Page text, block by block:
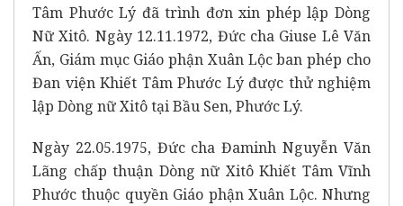
Tâm Phước Lý đã trình đơn xin phép lập Dòng
Nữ Xitô. Ngày 12.11.1972, Đức cha Giuse Lê Văn
Ấn, Giám mục Giáo phận Xuân Lộc ban phép cho
Đan viện Khiết Tâm Phước Lý được thử nghiệm
lập Dòng nữ Xitô tại Bầu Sen, Phước Lý.
Ngày 22.05.1975, Đức cha Đaminh Nguyễn Văn
Lãng chấp thuận Dòng nữ Xitô Khiết Tâm Vĩnh
Phước thuộc quyền Giáo phận Xuân Lộc. Nhưng